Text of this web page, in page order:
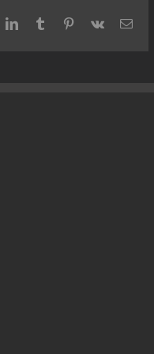
LinkedInTumblr Pinterest
Vk